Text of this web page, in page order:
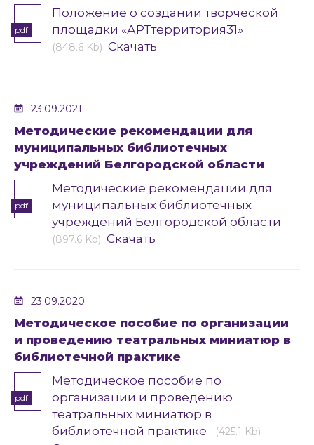
pdf
Положение о создании творческой
площадки «АРТтерритория31»
(848.6 Kb) Скачать
23.09.2021
Методические рекомендации для
муниципальных библиотечных
учреждений Белгородской области
pdf
Методические рекомендации для
муниципальных библиотечных
учреждений Белгородской области
(897.6 Kb) Скачать
23.09.2020
Методическое пособие по организации
и проведению театральных миниатюр в
библиотечной практике
pdf
Методическое пособие по
организации и проведению
театральных миниатюр в
библиотечной практике
(425.1 Kb)